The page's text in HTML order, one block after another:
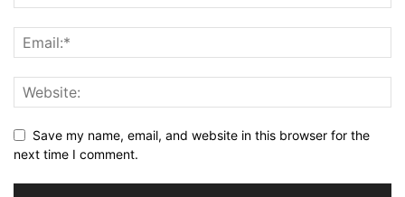
Save my name, email, and website in this browser for the
next time I comment.